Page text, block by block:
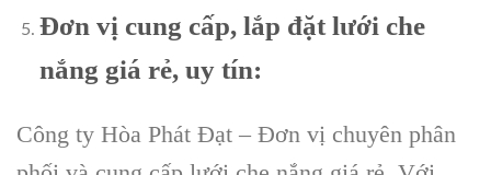
Đơn vị cung cấp, lắp đặt lưới che
nắng giá rẻ, uy tín:
Công ty Hòa Phát Đạt – Đơn vị chuyên phân